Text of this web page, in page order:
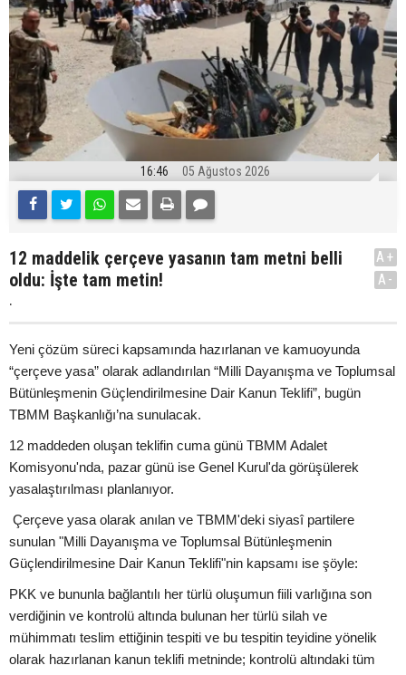
16:46 05 Ağustos 2026
12 maddelik çerçeve yasanın tam metni belli
oldu: İşte tam metin!
.
A+
A-
Yeni çözüm süreci kapsamında hazırlanan ve kamuoyunda
“çerçeve yasa” olarak adlandırılan “Milli Dayanışma ve Toplumsal
Bütünleşmenin Güçlendirilmesine Dair Kanun Teklifi”, bugün
TBMM Başkanlığı’na sunulacak.
12 maddeden oluşan teklifin cuma günü TBMM Adalet
Komisyonu'nda, pazar günü ise Genel Kurul'da görüşülerek
yasalaştırılması planlanıyor.
Çerçeve yasa olarak anılan ve TBMM'deki siyasî partilere
sunulan "Milli Dayanışma ve Toplumsal Bütünleşmenin
Güçlendirilmesine Dair Kanun Teklifi"nin kapsamı ise şöyle:
PKK ve bununla bağlantılı her türlü oluşumun fiili varlığına son
verdiğinin ve kontrolü altında bulunan her türlü silah ve
mühimmatı teslim ettiğinin tespiti ve bu tespitin teyidine yönelik
olarak hazırlanan kanun teklifi metninde; kontrolü altındaki tüm